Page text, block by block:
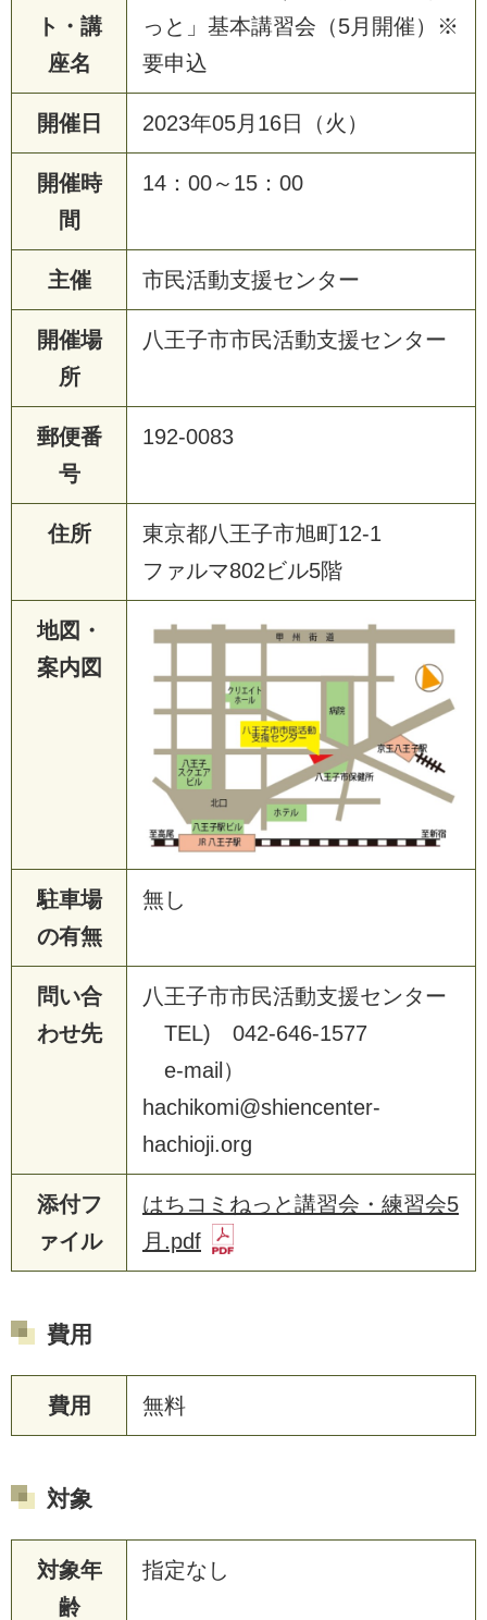
ト・講
座名
っと」基本講習会（5月開催）※
要申込
開催日 2023年05月16日（火）
開催時
間
14：00～15：00
主催 市民活動支援センター
開催場
所
八王子市市民活動支援センター
郵便番
号
192-0083
住所
東京都八王子市旭町12-1
ファルマ802ビル5階
地図・
案内図
駐車場
の有無
無し
問い合
わせ先
八王子市市民活動支援センター
TEL) 042-646-1577
e-mail）
hachikomi@shiencenter-
hachioji.org
添付フ
ァイル
はちコミねっと講習会・練習会5
月.pdf
費用
費用 無料
対象
対象年
齢
指定なし